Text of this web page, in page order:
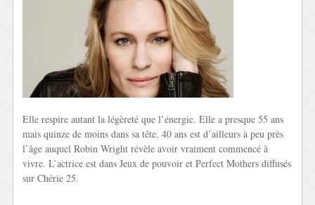
Elle respire autant la légèreté que l’énergie. Elle a presque 55 ans
mais quinze de moins dans sa tête. 40 ans est d’ailleurs à peu près
l’âge auquel Robin Wright révèle avoir vraiment commencé à
vivre. L’actrice est dans Jeux de pouvoir et Perfect Mothers diffusés
sur Chérie 25.